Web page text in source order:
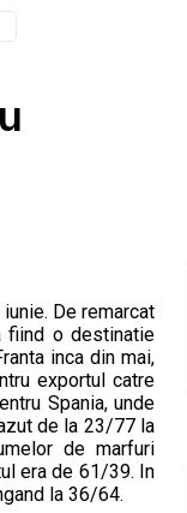
De remarcat
fiind o destinatie
inca din mai,
exportul catre
Spania, unde
de la 23/77 la
de marfuri
era de 61/39. In
la 36/64.